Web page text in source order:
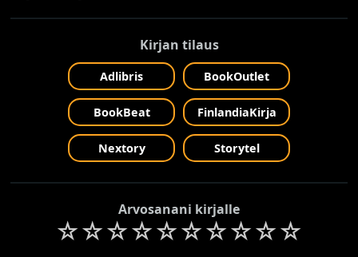
Kirjan tilaus
Adlibris BookOutlet
BookBeat FinlandiaKirja
Nextory Storytel
Arvosanani kirjalle
☆☆☆☆☆☆☆☆☆☆